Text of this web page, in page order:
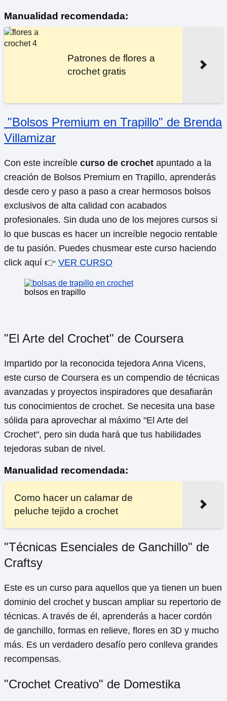
Manualidad recomendada:
Patrones de flores a
crochet gratis
"Bolsos Premium en Trapillo" de Brenda
Villamizar
Con este increíble curso de crochet apuntado a la
creación de Bolsos Premium en Trapillo, aprenderás
desde cero y paso a paso a crear hermosos bolsos
exclusivos de alta calidad con acabados
profesionales. Sin duda uno de los mejores cursos si
lo que buscas es hacer un increíble negocio rentable
de tu pasión. Puedes chusmear este curso haciendo
click aquí 👉 VER CURSO
bolsos en trapillo
"El Arte del Crochet" de Coursera
Impartido por la reconocida tejedora Anna Vicens,
este curso de Coursera es un compendio de técnicas
avanzadas y proyectos inspiradores que desafiarán
tus conocimientos de crochet. Se necesita una base
sólida para aprovechar al máximo "El Arte del
Crochet", pero sin duda hará que tus habilidades
tejedoras suban de nivel.
Manualidad recomendada:
Como hacer un calamar de
peluche tejido a crochet
"Técnicas Esenciales de Ganchillo" de
Craftsy
Este es un curso para aquellos que ya tienen un buen
dominio del crochet y buscan ampliar su repertorio de
técnicas. A través de él, aprenderás a hacer cordón
de ganchillo, formas en relieve, flores en 3D y mucho
más. Es un verdadero desafío pero conlleva grandes
recompensas.
"Crochet Creativo" de Domestika